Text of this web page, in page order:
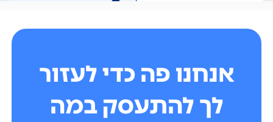
אנחנו פה כדי לעזור
לך להתעסק במה